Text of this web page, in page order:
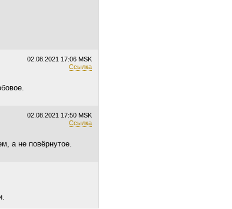
02.08.2021 17:06 MSK
Ссылка
02.08.2021 17:50 MSK
Ссылка
а не повёрнутое.